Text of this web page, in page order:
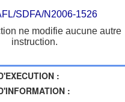
SDFA/N2006-1526
ne modifie aucune autre
instruction.
:
: